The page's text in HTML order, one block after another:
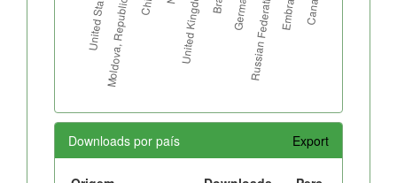
Downloads por país Export